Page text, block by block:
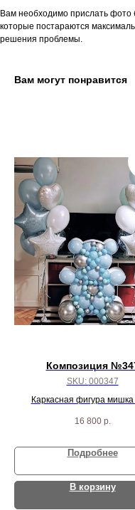
Вам необходимо прислать
которые постараются
решения проблемы.
Вам могут понравится
Композиция
SKU: 000347
Каркасная фигура мишка
16 800 р.
Подробнее
В корзину